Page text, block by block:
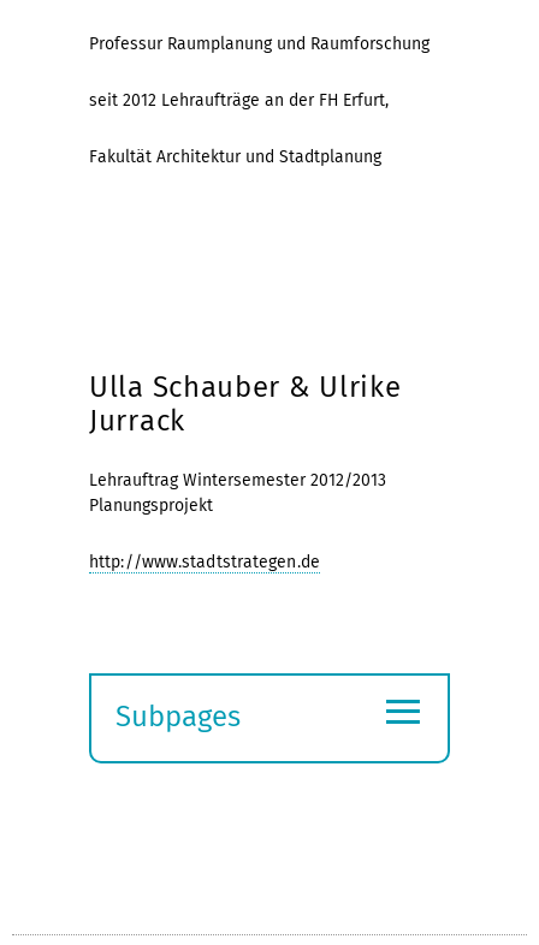
Professur Raumplanung und Raumforschung
seit 2012 Lehraufträge an der FH Erfurt,
Fakultät Architektur und Stadtplanung
Ulla Schauber & Ulrike
Jurrack
Lehrauftrag Wintersemester 2012/2013
Planungsprojekt
http://www.stadtstrategen.de
Subpages
≡